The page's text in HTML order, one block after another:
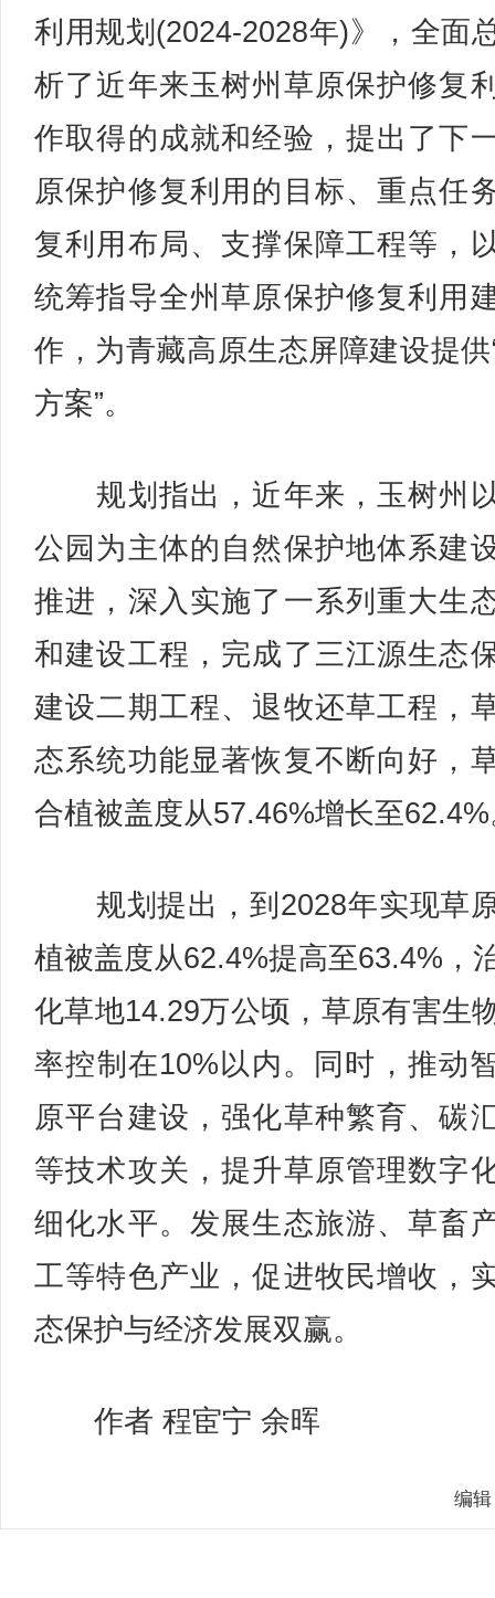
利用规划(2024-2028年)》，全面
析了近年来玉树州草原保护修复
作取得的成就和经验，提出了下
原保护修复利用的目标、重点任
复利用布局、支撑保障工程等，
统筹指导全州草原保护修复利用
作，为青藏高原生态屏障建设提供
方案”。
规划指出，近年来，玉树州
公园为主体的自然保护地体系建
推进，深入实施了一系列重大生
和建设工程，完成了三江源生态
建设二期工程、退牧还草工程，
态系统功能显著恢复不断向好，
合植被盖度从57.46%增长至
规划提出，到2028年实现草
植被盖度从62.4%提高至63.4%，
化草地14.29万公顷，草原有害生
率控制在10%以内。同时，推动
原平台建设，强化草种繁育、碳
等技术攻关，提升草原管理数字
细化水平。发展生态旅游、草畜
工等特色产业，促进牧民增收，
态保护与经济发展双赢。
作者 程宦宁 余晖
编